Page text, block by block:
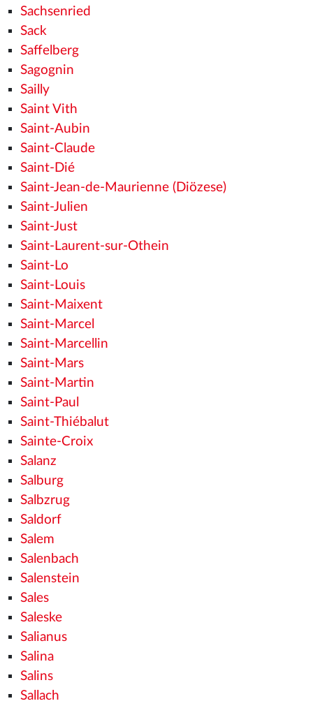
Sachsenried
Sack
Saffelberg
Sagognin
Sailly
Saint Vith
Saint-Aubin
Saint-Claude
Saint-Dié
Saint-Jean-de-Maurienne (Diözese)
Saint-Julien
Saint-Just
Saint-Laurent-sur-Othein
Saint-Lo
Saint-Louis
Saint-Maixent
Saint-Marcel
Saint-Marcellin
Saint-Mars
Saint-Martin
Saint-Paul
Saint-Thiébalut
Sainte-Croix
Salanz
Salburg
Salbzrug
Saldorf
Salem
Salenbach
Salenstein
Sales
Saleske
Salianus
Salina
Salins
Sallach